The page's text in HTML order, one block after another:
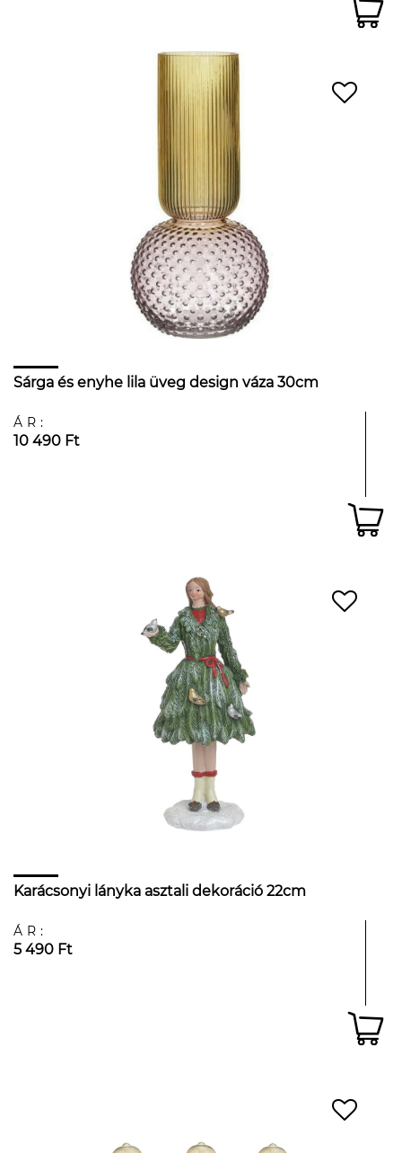
Sárga és enyhe lila üveg design váza 30cm
ÁR:
10 490 Ft
Karácsonyi lányka asztali dekoráció 22cm
ÁR:
5 490 Ft